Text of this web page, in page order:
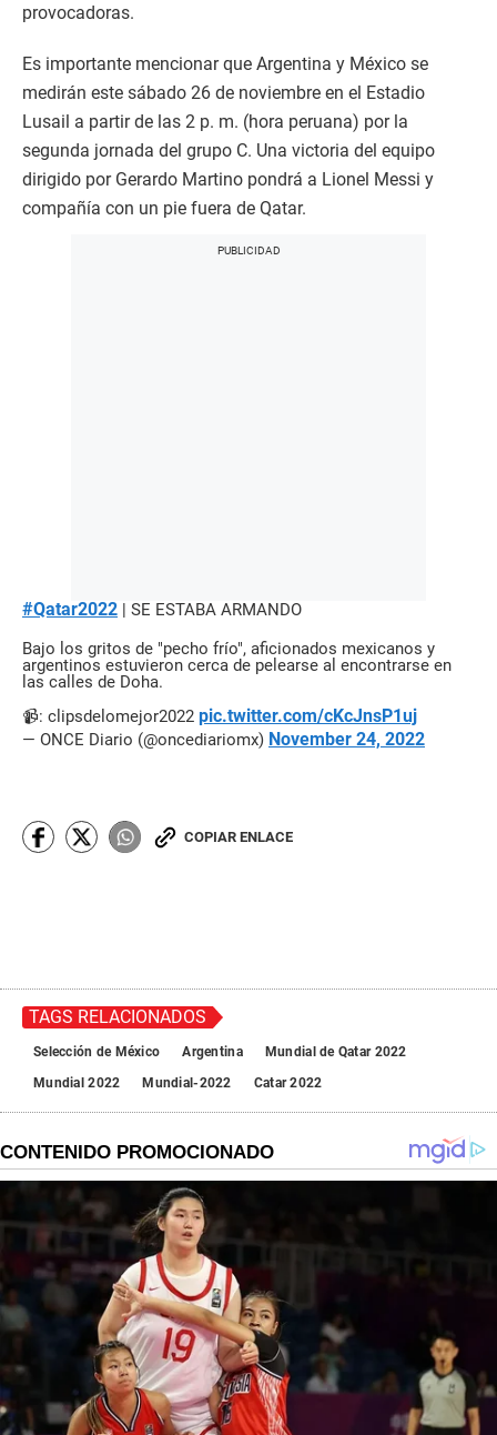
provocadoras.
Es importante mencionar que Argentina y México se
medirán este sábado 26 de noviembre en el Estadio
Lusail a partir de las 2 p. m. (hora peruana) por la
segunda jornada del grupo C. Una victoria del equipo
dirigido por Gerardo Martino pondrá a Lionel Messi y
compañía con un pie fuera de Qatar.
#Qatar2022 | SE ESTABA ARMANDO
Bajo los gritos de "pecho frío", aficionados mexicanos y
argentinos estuvieron cerca de pelearse al encontrarse en
las calles de Doha.
📹: clipsdelomejor2022 pic.twitter.com/cKcJnsP1uj
— ONCE Diario (@oncediariomx) November 24, 2022
COPIAR ENLACE
TAGS RELACIONADOS
Selección de México Argentina
Mundial de Qatar 2022
Mundial 2022
Mundial-2022 Catar 2022